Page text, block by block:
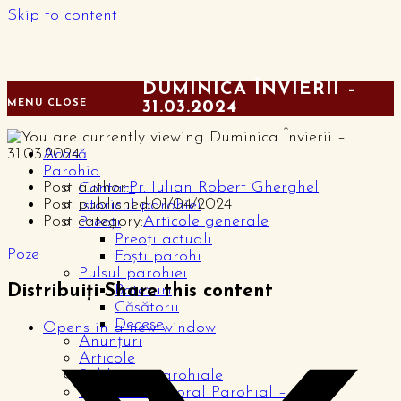
Skip to content
MENU CLOSE
Acasă
Parohia
Contact
Istoricul parohiei
Preoți
Preoți actuali
Foști parohi
Pulsul parohiei
Botezuri
Căsătorii
Decese
Anunțuri
Articole
Publicații parohiale
Consiliul Pastoral Parohial – CPP
DUMINICA ÎNVIERII –
31.03.2024
Post author:Pr. Iulian Robert Gherghel
Post published:01/04/2024
Post category:Articole generale
Poze
Distribuiți Share this content
Opens in a new window